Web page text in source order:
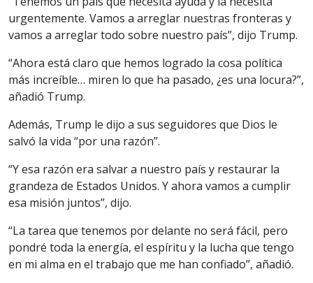
urgentemente. Vamos a arreglar nuestras fronteras y
vamos a arreglar todo sobre nuestro país”, dijo Trump.
“Ahora está claro que hemos logrado la cosa política
más increíble… miren lo que ha pasado, ¿es una locura?”,
añadió Trump.
Además, Trump le dijo a sus seguidores que Dios le
salvó la vida “por una razón”.
“Y esa razón era salvar a nuestro país y restaurar la
grandeza de Estados Unidos. Y ahora vamos a cumplir
esa misión juntos”, dijo.
“La tarea que tenemos por delante no será fácil, pero
pondré toda la energía, el espíritu y la lucha que tengo
en mi alma en el trabajo que me han confiado”, añadió.